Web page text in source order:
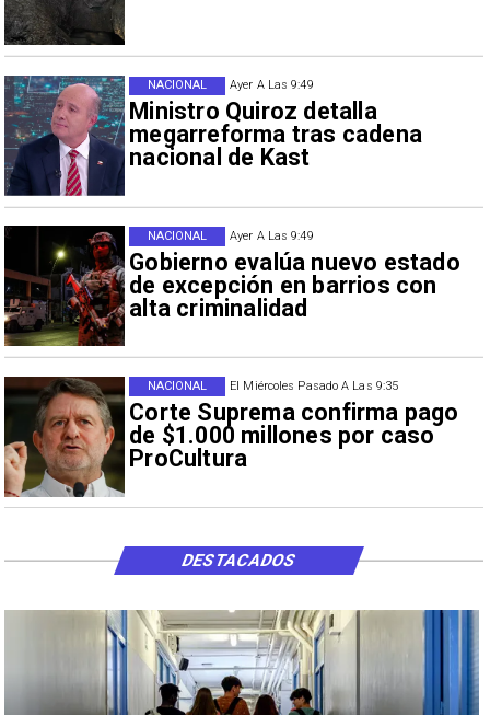
Ayer A Las 9:49
Ministro Quiroz detalla
megarreforma tras cadena
nacional de Kast
NACIONAL
Ayer A Las 9:49
Gobierno evalúa nuevo estado
de excepción en barrios con
alta criminalidad
NACIONAL
El Miércoles Pasado A Las 9:35
Corte Suprema confirma pago
de $1.000 millones por caso
ProCultura
NACIONAL
DESTACADOS